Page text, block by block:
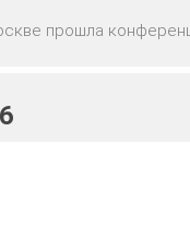
прошла
отдела управления